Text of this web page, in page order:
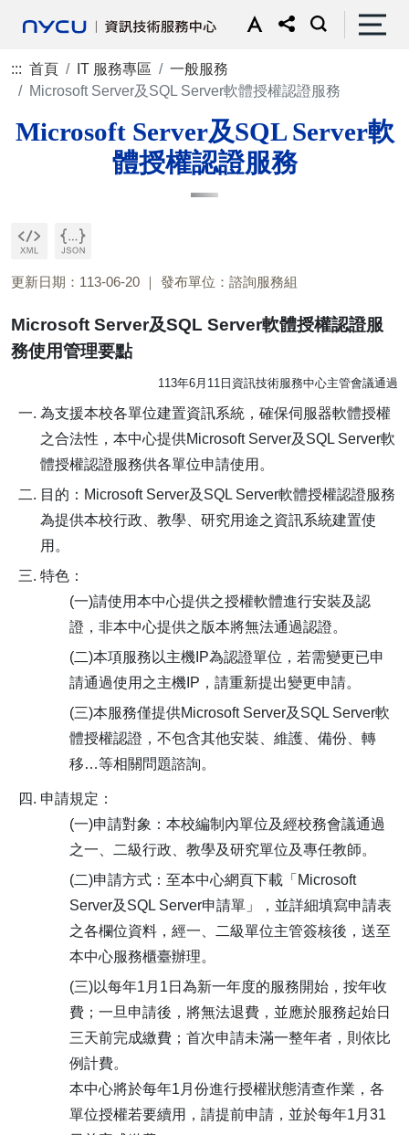
::: 首頁 IT 服務專區
一般服務
Microsoft Server及SQL Server軟體授權認證服務
Microsoft Server及SQL Server軟
體授權認證服務
更新日期：113-06-20 發布單位：諮詢服務組
Microsoft Server及SQL Server軟體授權認證服
務使用管理要點
113年6月11日資訊技術服務中心主管會議通過
為支援本校各單位建置資訊系統，確保伺服器軟體授權
之合法性，本中心提供Microsoft Server及SQL Server軟
體授權認證服務供各單位申請使用。
目的：Microsoft Server及SQL Server軟體授權認證服務
為提供本校行政、教學、研究用途之資訊系統建置使
用。
特色：
(一)請使用本中心提供之授權軟體進行安裝及認
證，非本中心提供之版本將無法通過認證。
(二)本項服務以主機IP為認證單位，若需變更已申
請通過使用之主機IP，請重新提出變更申請。
(三)本服務僅提供Microsoft Server及SQL Server軟
體授權認證，不包含其他安裝、維護、備份、轉
移…等相關問題諮詢。
申請規定：
(一)申請對象：本校編制內單位及經校務會議通過
之一、二級行政、教學及研究單位及專任教師。
(二)申請方式：至本中心網頁下載「Microsoft
Server及SQL Server申請單」，並詳細填寫申請表
之各欄位資料，經一、二級單位主管簽核後，送至
本中心服務櫃臺辦理。
(三)以每年1月1日為新一年度的服務開始，按年收
費；一旦申請後，將無法退費，並應於服務起始日
三天前完成繳費；首次申請未滿一整年者，則依比
例計費。
本中心將於每年1月份進行授權狀態清查作業，各
單位授權若要續用，請提前申請，並於每年1月31